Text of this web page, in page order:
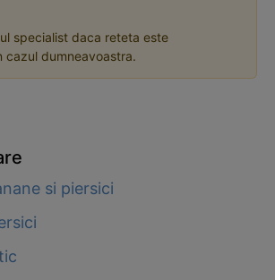
specialist daca reteta este
cazul dumneavoastra.
si piersici